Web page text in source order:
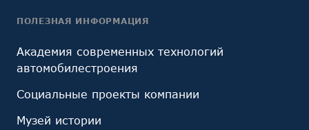
ПОЛЕЗНАЯ ИНФОРМАЦИЯ
Академия современных технологий
автомобилестроения
Социальные проекты компании
Музей истории